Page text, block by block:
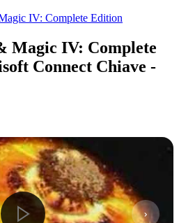
IV: Complete Edition
Magic IV: Complete
Connect Chiave -